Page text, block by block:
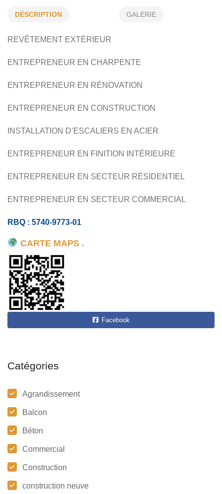
INSTALLATION DE RAMPE EN VERRE
BÉTON
DÉSCRIPTION GALERIE
REVÊTEMENT EXTÉRIEUR
ENTREPRENEUR EN CHARPENTE
ENTREPRENEUR EN RÉNOVATION
ENTREPRENEUR EN CONSTRUCTION
INSTALLATION D’ESCALIERS EN ACIER
ENTREPRENEUR EN FINITION INTÉRIEURE
ENTREPRENEUR EN SECTEUR RÉSIDENTIEL
ENTREPRENEUR EN SECTEUR COMMERCIAL
RBQ : 5740-9773-01
CARTE MAPS .
Facebook
Catégories
Agrandissement
Balcon
Béton
Commercial
Construction
construction neuve